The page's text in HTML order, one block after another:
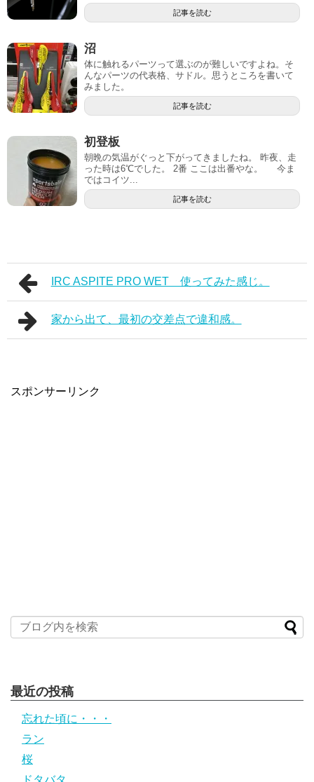
記事を読む
沼
体に触れるパーツって選ぶのが難しいですよね。そ
んなパーツの代表格、サドル。思うところを書いて
みました。
記事を読む
初登板
朝晩の気温がぐっと下がってきましたね。 昨夜、走
った時は6℃でした。 2番 ここは出番やな。 今ま
ではコイツ...
記事を読む
IRC ASPITE PRO WET 使ってみた感じ。
家から出て、最初の交差点で違和感。
スポンサーリンク
最近の投稿
忘れた頃に・・・
ラン
桜